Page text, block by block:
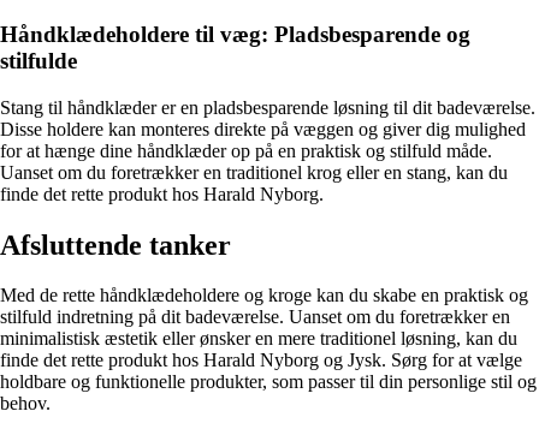
Håndklædeholdere til væg: Pladsbesparende og
stilfulde
Stang til håndklæder er en pladsbesparende løsning til dit badeværelse.
Disse holdere kan monteres direkte på væggen og giver dig mulighed
for at hænge dine håndklæder op på en praktisk og stilfuld måde.
Uanset om du foretrækker en traditionel krog eller en stang, kan du
finde det rette produkt hos Harald Nyborg.
Afsluttende tanker
Med de rette håndklædeholdere og kroge kan du skabe en praktisk og
stilfuld indretning på dit badeværelse. Uanset om du foretrækker en
minimalistisk æstetik eller ønsker en mere traditionel løsning, kan du
finde det rette produkt hos Harald Nyborg og Jysk. Sørg for at vælge
holdbare og funktionelle produkter, som passer til din personlige stil og
behov.